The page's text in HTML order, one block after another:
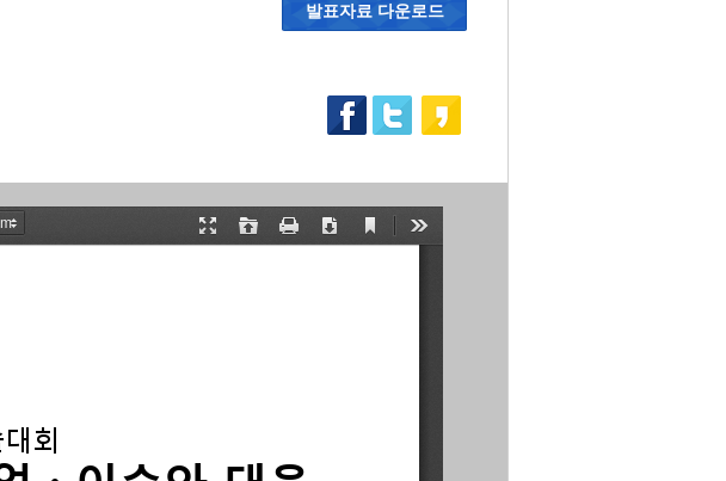
발표자료 다운로드